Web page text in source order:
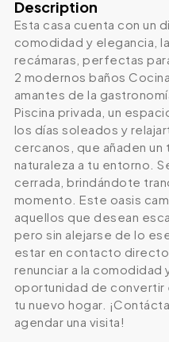
Description
Esta casa cuenta con un
comodidad y elegancia,
recámaras, perfectas
2 modernos baños
amantes de la
Piscina privada, un
los días soleados y
cercanos, que añaden
naturaleza a tu entorno.
cerrada, brindándote
momento. Este oasis
aquellos que desean
pero sin alejarse de lo
estar en contacto directo
renunciar a la comodidad
oportunidad de convertir
tu nuevo hogar.
agendar una visita!